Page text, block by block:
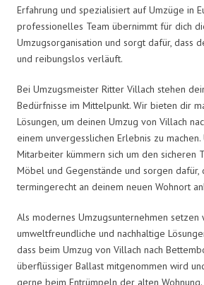
Erfahrung und spezialisiert auf Umzüge in
professionelles Team übernimmt für dich
Umzugsorganisation und sorgt dafür, dass
und reibungslos verläuft.
Bei Umzugsmeister Ritter Villach stehen
Bedürfnisse im Mittelpunkt. Wir bieten dir
Lösungen, um deinen Umzug von Villach
einem unvergesslichen Erlebnis zu
Mitarbeiter kümmern sich um den sicheren
Möbel und Gegenstände und sorgen dafür,
termingerecht an deinem neuen Wohnort
Als modernes Umzugsunternehmen setzen
umweltfreundliche und nachhaltige
dass beim Umzug von Villach nach
überflüssiger Ballast mitgenommen wird
gerne beim Entrümpeln der alten Wohnung.